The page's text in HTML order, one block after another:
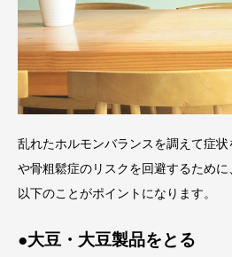
乱れたホルモンバランスを調えて症
や骨粗鬆症のリスクを回避するため
以下のことがポイントになります。
●大豆・大豆製品をとる